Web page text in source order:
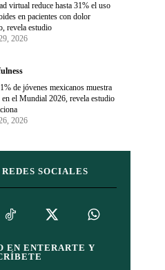
virtual reduce hasta 31% el uso
en pacientes con dolor
revela estudio
2026
de jóvenes mexicanos muestra
en el Mundial 2026, revela estudio
2026
SOCIALES
EN ENTERARTE Y